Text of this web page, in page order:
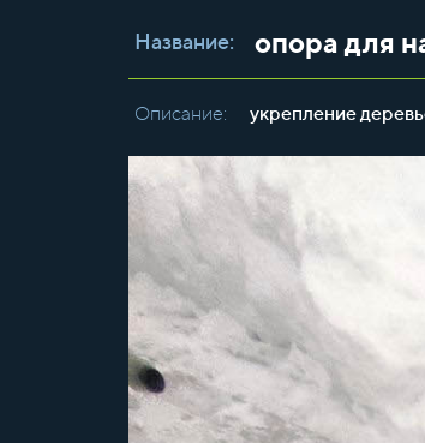
Название: опора для
Описание: укрепление